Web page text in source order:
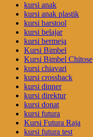
kursi anak
kursi anak plastik
kursi barstool
kursi belajar
kursi bermeja
Kursi Bimbel
Kursi Bimbel Chitose
kursi chiavari
kursi crossback
kursi dinner
kursi direktur
kursi donat
kursi futura
Kursi Futura Raja
kursi futura test